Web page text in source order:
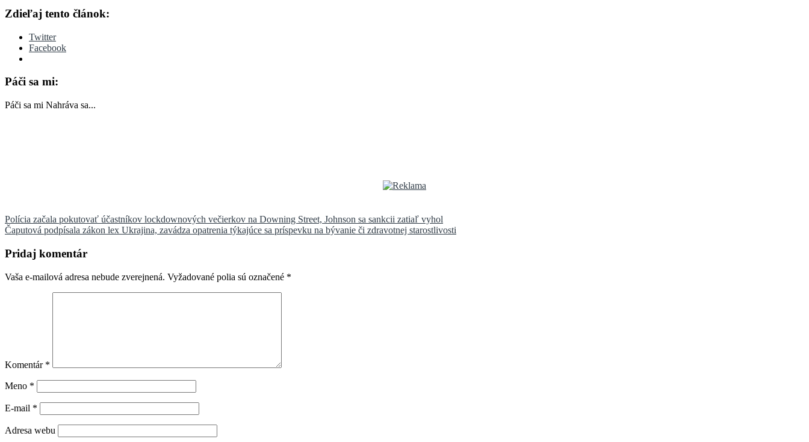
Zdieľaj tento článok:
Twitter
Facebook
Páči sa mi:
Páči sa mi Nahráva sa...
Navigácia
v
článku
Polícia začala pokutovať účastníkov lockdownových večierkov na Downing Street, Johnson sa sankcii zatiaľ vyhol
Čaputová podpísala zákon lex Ukrajina, zavádza opatrenia týkajúce sa príspevku na bývanie či zdravotnej starostlivosti
Pridaj komentár
Vaša e-mailová adresa nebude zverejnená. Vyžadované polia sú označené *
Komentár *
Meno *
E-mail *
Adresa webu